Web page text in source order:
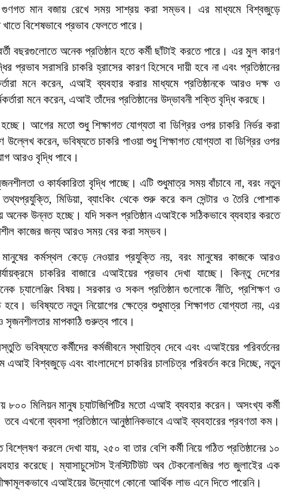
মান বজায় রেখে সময় সাশ্রয় করা সম্ভব।
এর মাধ্যমে বিশ্বজুড়ে
বিশেষভাবে প্রভাব ফেলতে পারে।
বছরগুলোতে অনেক প্রতিষ্ঠান হতে কর্মী ছাঁটাই করতে পারে। এর মুল কারণ
প্রভাব সরাসরি চাকরি হ্রাসের কারণ হিসেবে দায়ী হবে না এবং প্রতিষ্ঠানের
মনে করেন, এআই ব্যবহার করার মাধ্যমে প্রতিষ্ঠানকে আরও দক্ষ ও
মনে করেন, এআই তাঁদের প্রতিষ্ঠানের উদ্ভাবনী শক্তি বৃদ্ধি করছে।
হচ্ছে। আগের মতো শুধু শিক্ষাগত যোগ্যতা বা ডিগ্রির ওপর চাকরি নির্ভর করা
উল্লেখ করেন, ভবিষ্যতে চাকরি পাওয়া শুধু শিক্ষাগত যোগ্যতা বা ডিগ্রির ওপর
আরও বৃদ্ধি পাবে।
ও কার্যকারিতা বৃদ্ধি পাচ্ছে। এটি শুধুমাত্র সময় বাঁচাবে না, বরং নতুন
মিডিয়া, ব্যাংকিং থেকে শুরু করে কল সেন্টার ও তৈরি পোশাক
উন্নত হচ্ছে। যদি সকল প্রতিষ্ঠান এআইকে সঠিকভাবে ব্যবহার করতে
কাজের জন্য আরও সময় বের করা সম্ভব।
কর্মস্থল কেড়ে নেওয়ার প্রযুক্তিনয়, বরং মানুষের কাজকে আরও
চাকরির বাজারেএআইয়ের প্রভাব দেখা যাচ্ছে।কিন্তু দেশের
চ্যালেঞ্জিং বিষয়। সরকার ও সকল প্রতিষ্ঠান গুলোকে নীতি, প্রশিক্ষণ ও
ভবিষ্যতে নতুন নিয়োগের ক্ষেত্রে শুধুমাত্র শিক্ষাগত যোগ্যতা নয়, এর
সৃজনশীলতার মাপকাঠি গুরুত্ব পাবে।
ভবিষ্যতে কর্মীদের কর্মজীবনে স্থায়িত্ব দেবে এবং এআইয়ের পরিবর্তনের
এআই বিশ্বজুড়ে এবং বাংলাদেশে চাকরির চালচিত্র পরিবর্তন করে দিচ্ছে, নতুন
৮০০ মিলিয়ন মানুষ চ্যাটজিপিটির মতো এআই ব্যবহার করেন। অসংখ্য কর্মী
তবে এখনোব্যবসা প্রতিষ্ঠানে আনুষ্ঠানিকভাবে এআই ব্যবহারের প্রবণতা কম।
বিশ্লেষণ করলে দেখা যায়, ২৫০ বা তার বেশিকর্মী নিয়ে গঠিত প্রতিষ্ঠানের ১০
করেছে। ম্যাসাচুসেটস ইনস্টিটিউট অব টেকনোলজির গত জুলাইের এক
এআইয়ের উদ্যোগে কোনো আর্থিক লাভ এনে দিতে পারেনি।